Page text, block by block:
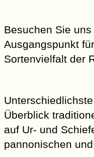
Besuchen Sie
Ausgangspunkt
Sortenvielfalt der
Überblick
auf Ur- und
pannonischen